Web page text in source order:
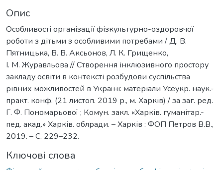
Опис
Особливості організації фізкультурно-оздоровчої
роботи з дітьми з особливими потребами / Д. В.
Пятницька, В. В. Аксьонов, Л. К. Грищенко,
І. М. Журавльова // Створення інклюзивного простору
закладу освіти в контексті розбудови суспільства
рівних можливостей в Україні: матеріали Усеукр. наук.-
практ. конф. (21 листоп. 2019 р., м. Харків) / за заг. ред.
Г. Ф. Пономарьової ; Комун. закл. «Харків. гуманітар.-
пед. акад.» Харків. облради. – Харків : ФОП Петров В.В.,
2019. – С. 229–232.
Ключові слова